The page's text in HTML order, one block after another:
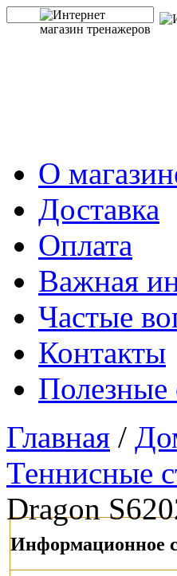
О
Доставка
Оплата
Важная
Частые
Контакты
Полезные
Главная /
Теннисные
Dragon
Информационное